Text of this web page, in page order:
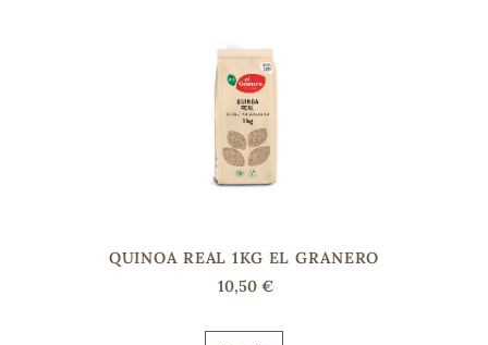
QUINOA REAL 1KG EL GRANERO
10,50 €